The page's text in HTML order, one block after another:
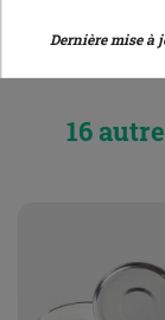
16
Dernière mise à